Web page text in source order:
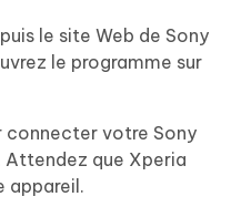
le site Web de Sony
le programme sur
connecter votre Sony
que Xperia
appareil.